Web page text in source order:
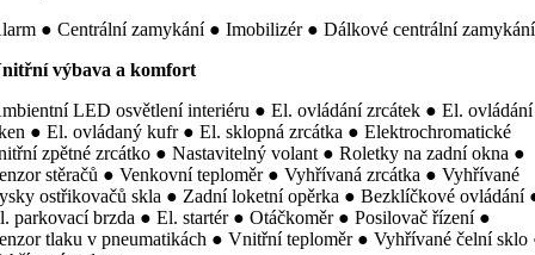
● Centrální zamykání ● Imobilizér ● Dálkové centrální zamykání
výbava a komfort
LED osvětlení interiéru ● El. ovládání zrcátek ● El. ovládání
● El. ovládaný kufr ● El. sklopná zrcátka ● Elektrochromatické
zpětné zrcátko ● Nastavitelný volant ● Roletky na zadní okna ●
stěračů ● Venkovní teploměr ● Vyhřívaná zrcátka ● Vyhřívané
ostřikovačů skla ● Zadní loketní opěrka ● Bezklíčkové ovládání
parkovací brzda ● El. startér ● Otáčkoměr ● Posilovač řízení ●
tlaku v pneumatikách ● Vnitřní teploměr ● Vyhřívané čelní sklo